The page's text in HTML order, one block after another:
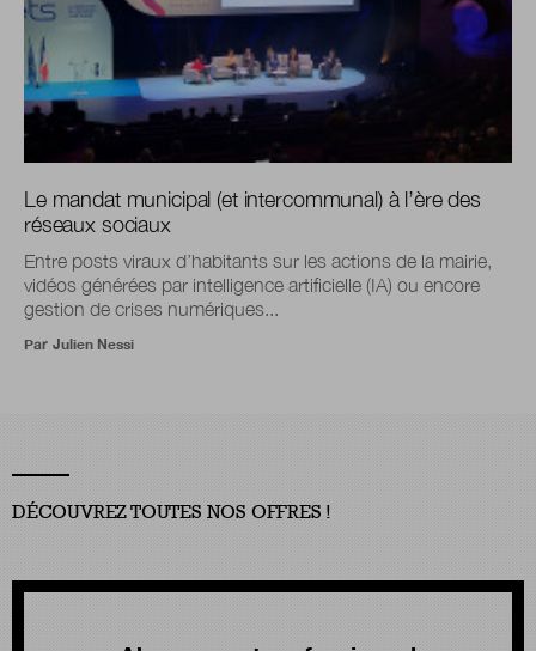
Le mandat municipal (et intercommunal) à l’ère des
réseaux sociaux
Entre posts viraux d’habitants sur les actions de la mairie,
vidéos générées par intelligence artificielle (IA) ou encore
gestion de crises numériques...
Par Julien Nessi
DÉCOUVREZ TOUTES NOS OFFRES !